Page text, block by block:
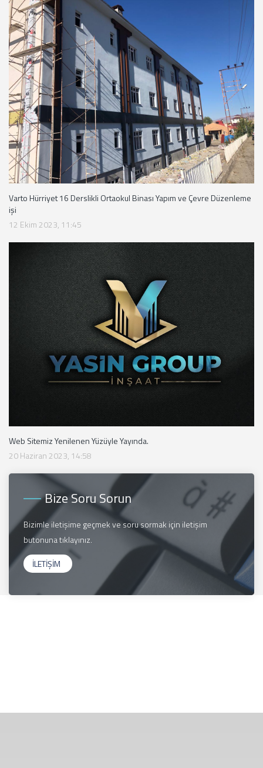
Varto Hürriyet 16 Derslikli Ortaokul Binası Yapım ve Çevre Düzenleme
işi
12 Ekim 2023, 11:45
Web Sitemiz Yenilenen Yüzüyle Yayında.
20 Haziran 2023, 14:58
Bize Soru Sorun
Bizimle iletişime geçmek ve soru sormak için iletişim
butonuna tıklayınız.
İLETİŞİM